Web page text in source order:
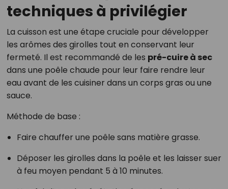
techniques à privilégier
La cuisson est une étape cruciale pour développer
les arômes des girolles tout en conservant leur
fermeté. Il est recommandé de les pré-cuire à sec
dans une poêle chaude pour leur faire rendre leur
eau avant de les cuisiner dans un corps gras ou une
sauce.
Méthode de base :
Faire chauffer une poêle sans matière grasse.
Déposer les girolles dans la poêle et les laisser suer
à feu moyen pendant 5 à 10 minutes.